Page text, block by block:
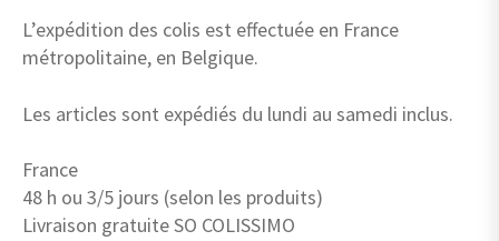
L’expédition des colis est effectuée en France
métropolitaine, en Belgique.
Les articles sont expédiés du lundi au samedi inclus.
France
48 h ou 3/5 jours (selon les produits)
Livraison gratuite SO COLISSIMO